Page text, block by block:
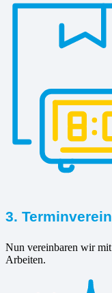
3.
Nun vereinbaren wir
Arbeiten.